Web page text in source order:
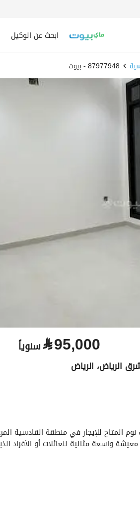
ابحث عن الوكيل
87977948 - بيوت
⃁95,000 سنوياً
الرياض، الرياض